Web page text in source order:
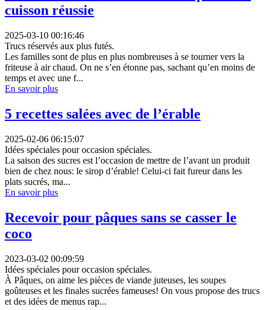
cuisson réussie
2025-03-10 00:16:46
Trucs réservés aux plus futés.
Les familles sont de plus en plus nombreuses à se tourner vers la
friteuse à air chaud. On ne s’en étonne pas, sachant qu’en moins de
temps et avec une f...
En savoir plus
5 recettes salées avec de l’érable
2025-02-06 06:15:07
Idées spéciales pour occasion spéciales.
La saison des sucres est l’occasion de mettre de l’avant un produit
bien de chez nous: le sirop d’érable! Celui-ci fait fureur dans les
plats sucrés, ma...
En savoir plus
Recevoir pour pâques sans se casser le
coco
2023-03-02 00:09:59
Idées spéciales pour occasion spéciales.
À Pâques, on aime les pièces de viande juteuses, les soupes
goûteuses et les finales sucrées fameuses! On vous propose des trucs
et des idées de menus rap...